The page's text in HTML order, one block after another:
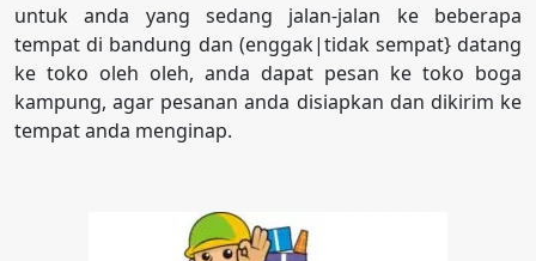
untuk anda yang sedang jalan-jalan ke beberapa
tempat di bandung dan (enggak|tidak sempat} datang
ke toko oleh oleh, anda dapat pesan ke toko boga
kampung, agar pesanan anda disiapkan dan dikirim ke
tempat anda menginap.